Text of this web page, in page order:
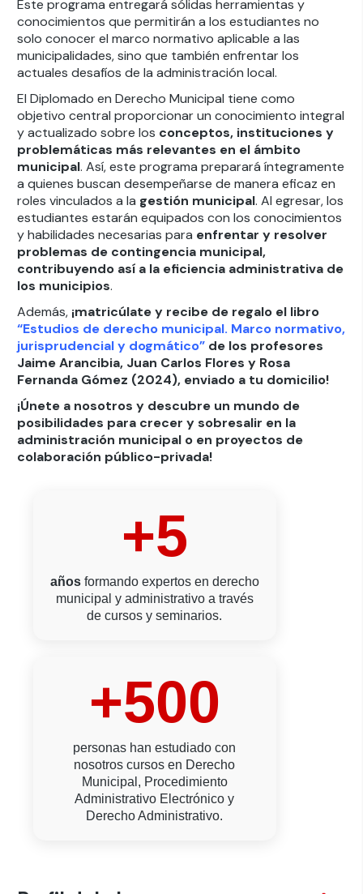
Este programa entregará sólidas herramientas y
conocimientos que permitirán a los estudiantes no
solo conocer el marco normativo aplicable a las
municipalidades, sino que también enfrentar los
actuales desafíos de la administración local.
El Diplomado en Derecho Municipal tiene como
objetivo central proporcionar un conocimiento integral
y actualizado sobre los conceptos, instituciones y
problemáticas más relevantes en el ámbito
municipal. Así, este programa preparará íntegramente
a quienes buscan desempeñarse de manera eficaz en
roles vinculados a la gestión municipal. Al egresar, los
estudiantes estarán equipados con los conocimientos
y habilidades necesarias para enfrentar y resolver
problemas de contingencia municipal,
contribuyendo así a la eficiencia administrativa de
los municipios.
Además, ¡matricúlate y recibe de regalo el libro
“Estudios de derecho municipal. Marco normativo,
jurisprudencial y dogmático”de los profesores
Jaime Arancibia, Juan Carlos Flores y Rosa
Fernanda Gómez (2024), enviado a tu domicilio!
¡Únete a nosotros y descubre un mundo de
posibilidades para crecer y sobresalir en la
administración municipal o en proyectos de
colaboración público-privada!
+5
añosformando expertos en derecho
municipal y administrativo a través
de cursos y seminarios.
+500
personas han estudiado con
nosotros cursos en Derecho
Municipal, Procedimiento
Administrativo Electrónico y
Derecho Administrativo.